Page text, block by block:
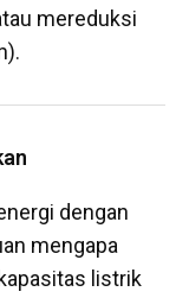
mereduksi
dengan
mengapa
listrik